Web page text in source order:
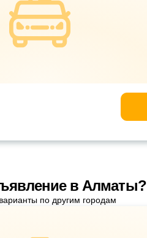
в Алматы?
по другим городам